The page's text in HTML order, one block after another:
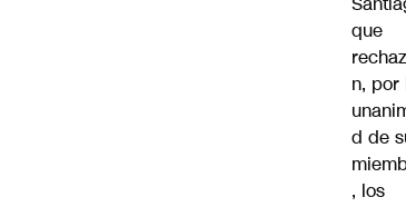
que
n, por
d de
, los